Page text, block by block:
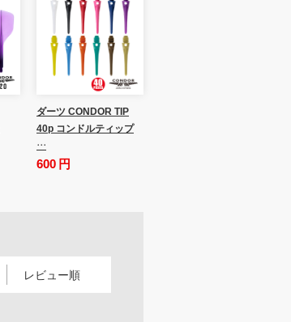
ダーツ CONDOR TIP
40p コンドルティップ
…
600 円
レビュー順